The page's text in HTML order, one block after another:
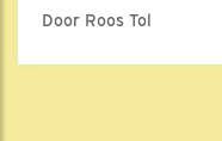
Door Roos Tol